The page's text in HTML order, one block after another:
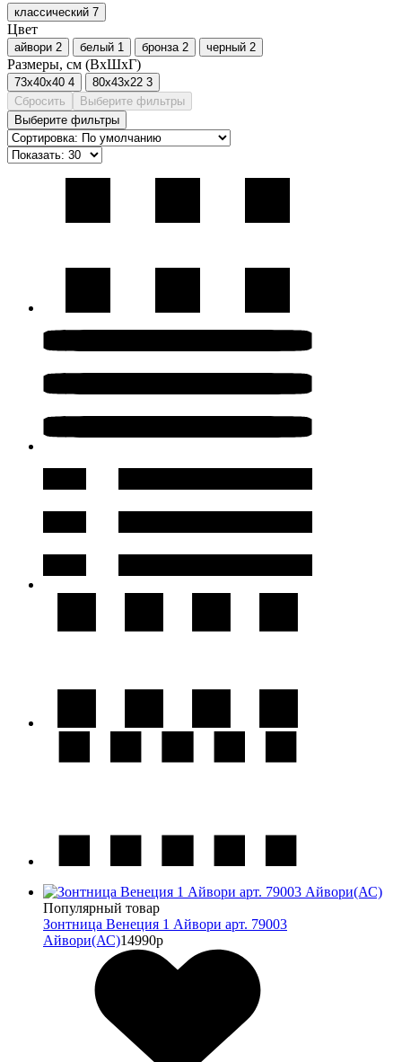
классический 7
Цвет
айвори 2 белый 1 бронза 2 черный 2
Размеры, см (ВxШxГ)
73x40x40 4 80x43x22 3
Сбросить
Выберите фильтры
Выберите фильтры
Популярный товар
Зонтница Венеция 1 Айвори арт. 79003
Айвори(АС)14990р